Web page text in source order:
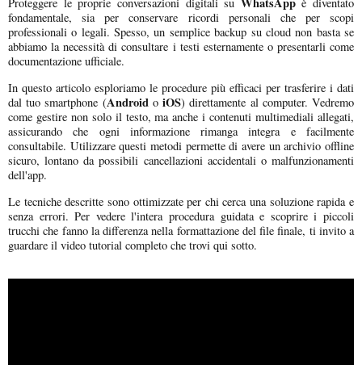
Proteggere le proprie conversazioni digitali su
è diventato
fondamentale, sia per conservare ricordi personali che per scopi
professionali o legali. Spesso, un semplice backup su cloud non basta se
abbiamo la necessità di consultare i testi esternamente o presentarli come
documentazione ufficiale.
In questo articolo esploriamo le procedure più efficaci per trasferire i dati
dal tuo smartphone (AndroidoiOS) direttamente al computer. Vedremo
come gestire non solo il testo, ma anche i contenuti multimediali allegati,
assicurando che ogni informazione rimanga integra e facilmente
consultabile. Utilizzare questi metodi permette di avere un archivio offline
sicuro, lontano da possibili cancellazioni accidentali o malfunzionamenti
dell'app.
Le tecniche descritte sono ottimizzate per chi cerca una soluzione rapida e
senza errori. Per vedere l'intera procedura guidata e scoprire i piccoli
trucchi che fanno la differenza nella formattazione del file finale, ti invito a
guardare il video tutorial completo che trovi qui sotto.